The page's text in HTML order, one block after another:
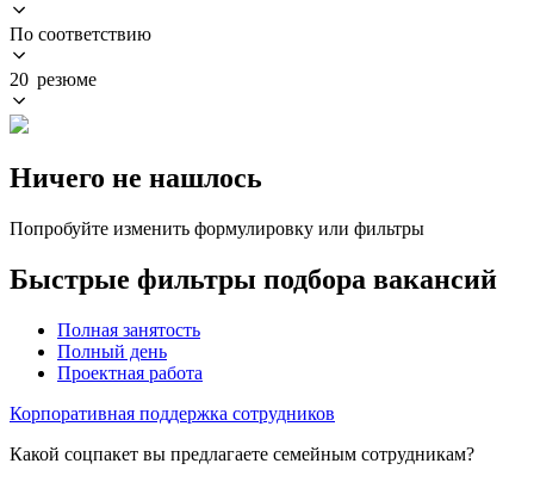
По соответствию
20 резюме
Ничего не нашлось
Попробуйте изменить формулировку или фильтры
Быстрые фильтры подбора вакансий
Полная занятость
Полный день
Проектная работа
Корпоративная поддержка сотрудников
Какой соцпакет вы предлагаете семейным сотрудникам?